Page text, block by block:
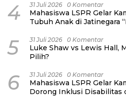
4 31 Juli 2026 0 Komentar
Mahasiswa LSPR Gelar
Tubuh Anak di Jatinegara
5 31 Juli 2026 0 Komentar
Luke Shaw vs Lewis Hall,
Pilih?
6 31 Juli 2026 0 Komentar
Mahasiswa LSPR Gelar
Dorong Inklusi Disabilitas